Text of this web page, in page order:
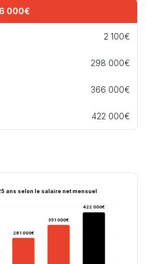
6 000€
2 100€
298 000€
366 000€
422 000€
ans selon le salaire net mensuel
281 000€
351 000€
422 000€